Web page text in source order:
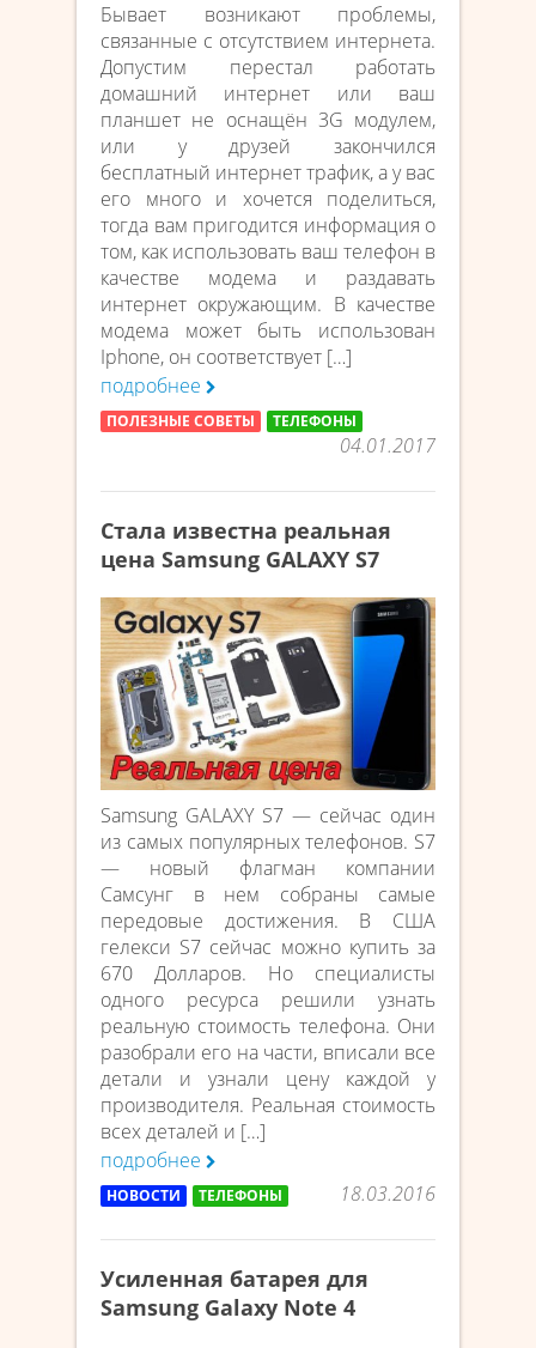
Бывает возникают проблемы,
связанные с отсутствием интернета.
Допустим перестал работать
домашний интернет или ваш
планшет не оснащён 3G модулем,
или у друзей закончился
бесплатный интернет трафик, а у вас
его много и хочется поделиться,
тогда вам пригодится информация о
том, как использовать ваш телефон в
качестве модема и раздавать
интернет окружающим. В качестве
модема может быть использован
Iphone, он соответствует […]
подробнее
ПОЛЕЗНЫЕ СОВЕТЫ ТЕЛЕФОНЫ
04.01.2017
Стала известна реальная
цена Samsung GALAXY S7
Samsung GALAXY S7 — сейчас один
из самых популярных телефонов. S7
— новый флагман компании
Самсунг в нем собраны самые
передовые достижения. В США
гелекси S7 сейчас можно купить за
670 Долларов. Но специалисты
одного ресурса решили узнать
реальную стоимость телефона. Они
разобрали его на части, вписали все
детали и узнали цену каждой у
производителя. Реальная стоимость
всех деталей и […]
подробнее
НОВОСТИ ТЕЛЕФОНЫ 18.03.2016
Усиленная батарея для
Samsung Galaxy Note 4